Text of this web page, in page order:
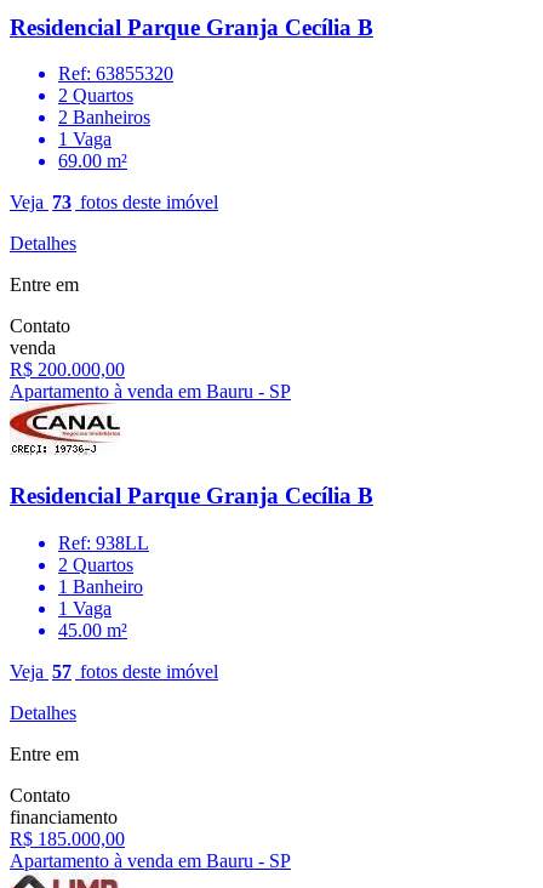
Residencial Parque Granja Cecília B
Ref: 63855320
2 Quartos
2 Banheiros
1 Vaga
69.00 m²
Veja 73 fotos deste imóvel
Detalhes
Entre em
Contato
venda
R$ 200.000,00
Apartamento à venda em Bauru - SP
Residencial Parque Granja Cecília B
Ref: 938LL
2 Quartos
1 Banheiro
1 Vaga
45.00 m²
Veja 57 fotos deste imóvel
Detalhes
Entre em
Contato
financiamento
R$ 185.000,00
Apartamento à venda em Bauru - SP